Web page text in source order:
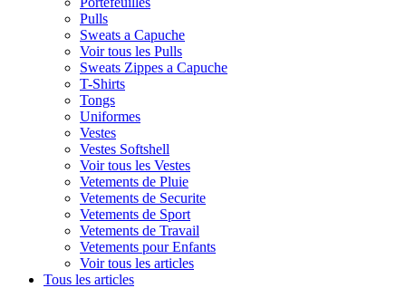
Pulls
Sweats a Capuche
Voir tous les Pulls
Sweats Zippes a Capuche
T-Shirts
Tongs
Uniformes
Vestes
Vestes Softshell
Voir tous les Vestes
Vetements de Pluie
Vetements de Securite
Vetements de Sport
Vetements de Travail
Vetements pour Enfants
Voir tous les articles
Tous les articles